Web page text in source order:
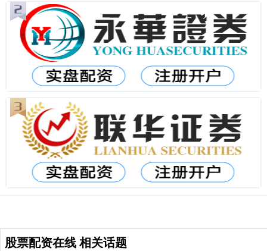
股票配资在线 相关话题